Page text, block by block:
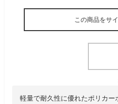
この商品をサ
軽量で耐久性に優れたポリカ